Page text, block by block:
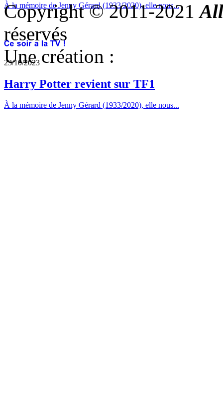
À la mémoire de Jenny Gérard (1933/2020), elle nous...
23/10/2023
Harry Potter revient sur TF1
À la mémoire de Jenny Gérard (1933/2020), elle nous...
Copyright © 2011-2021
réservés
Une création :